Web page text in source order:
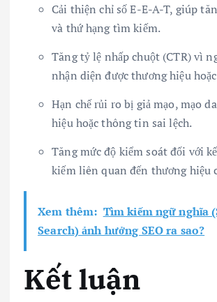
Cải thiện chỉ số E-E-A-T, giúp
và thứ hạng tìm kiếm.
Tăng tỷ lệ nhấp chuột (CTR) vì
nhận diện được thương hiệu
Hạn chế rủi ro bị giả mạo, mạo
hiệu hoặc thông tin sai lệch.
Tăng mức độ kiểm soát đối với
kiếm liên quan đến thương hiệu
Xem thêm: Tìm kiếm ngữ nghĩa
Search) ảnh hưởng SEO ra sao?
Kết luận